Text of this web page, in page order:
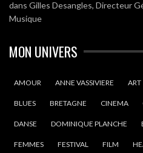
dans Gilles Desangles, Directeur
Musique
MON UNIVERS
AMOUR ANNE VASSIVIERE ART
BLUES BRETAGNE CINEMA
DANSE DOMINIQUE PLANCHE
FEMMES FESTIVAL FILM